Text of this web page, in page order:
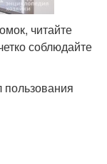
читайте
соблюдайте